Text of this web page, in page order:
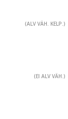
(ALV VÄH. KELP.)
(EI ALV VÄH.)